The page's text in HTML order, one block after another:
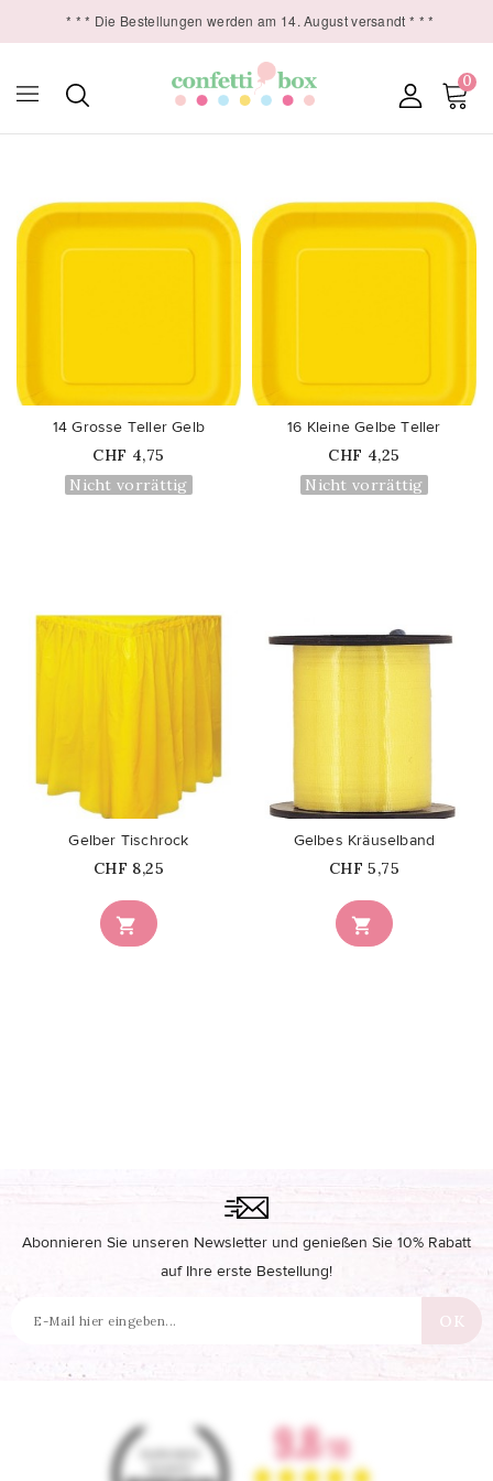
* * * Die Bestellungen werden am 14. August versandt * * *
0
14 Grosse Teller Gelb
Price
CHF 4,75
Nicht vorrättig
16 Kleine Gelbe Teller
Price
CHF 4,25
Nicht vorrättig

Gelber Tischrock
Price
CHF 8,25

Gelbes Kräuselband
Price
CHF 5,75
Abonnieren Sie unseren Newsletter und genießen Sie 10% Rabatt
auf Ihre erste Bestellung!